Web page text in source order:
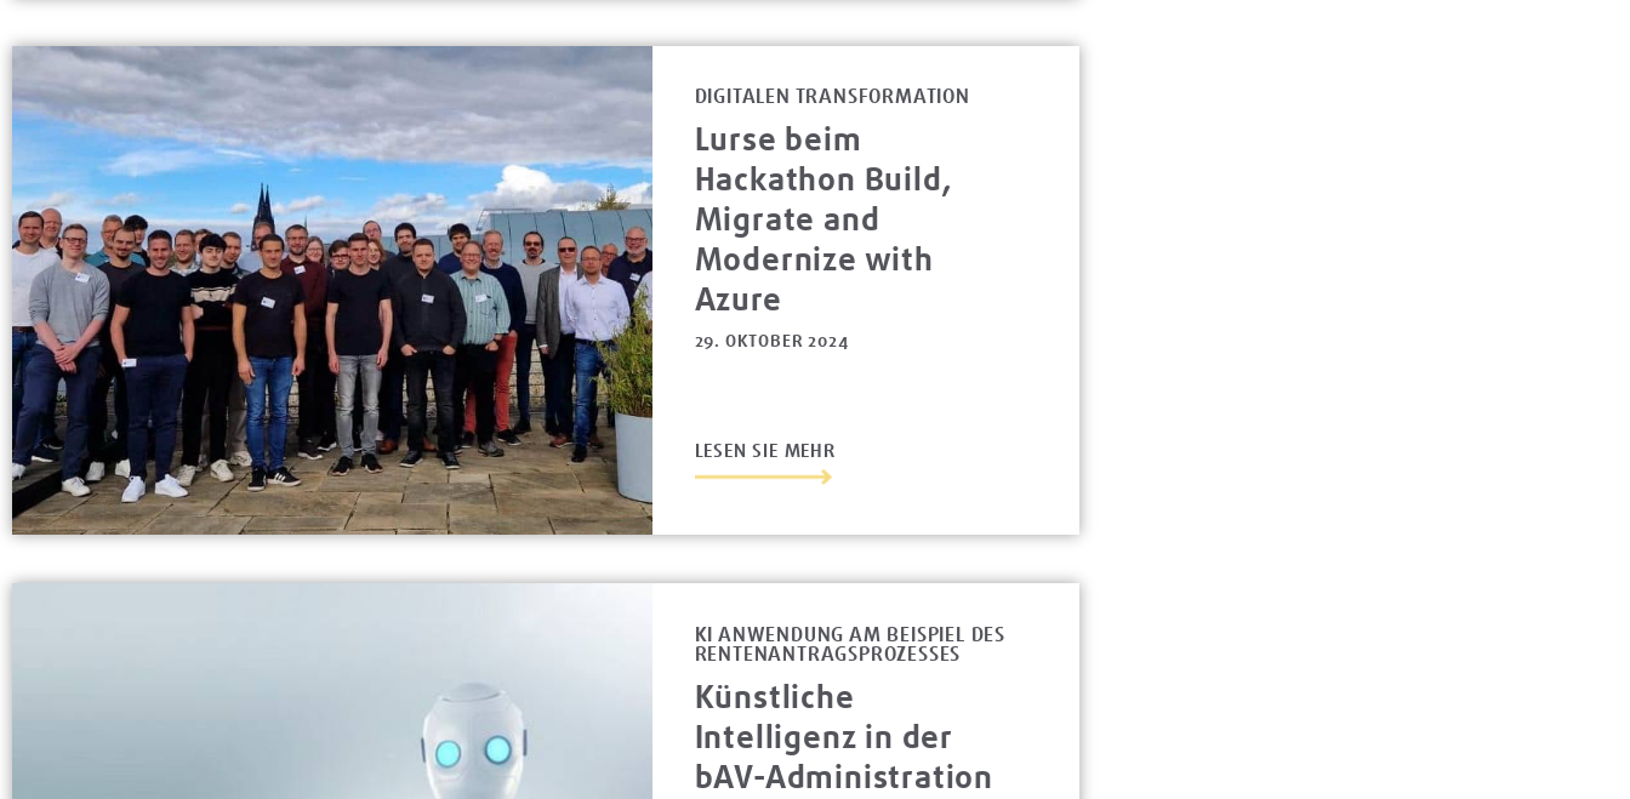
DIGITALEN TRANSFORMATION
Lurse beim
Hackathon Build,
Migrate and
Modernize with
Azure
29. OKTOBER 2024
LESEN SIE MEHR
KI ANWENDUNG AM BEISPIEL DES
RENTENANTRAGSPROZESSES
Künstliche
Intelligenz in der
bAV-Administration